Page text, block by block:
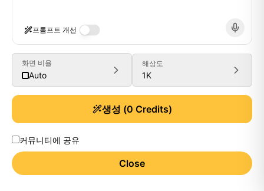
프롬프트 개선
화면 비율
Auto
해상도
1K
생성 (0 Credits)
커뮤니티에 공유
Close
Generate